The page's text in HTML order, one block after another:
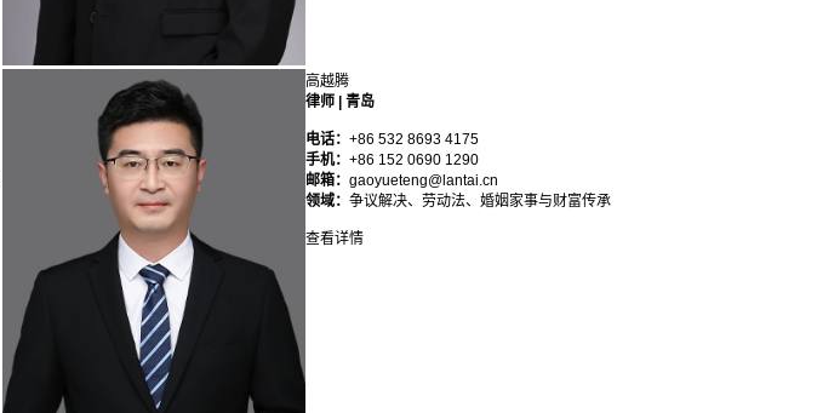
高越腾
律师 | 青岛
电话： +86 532 8693 4175
手机： +86 152 0690 1290
邮箱： gaoyueteng@lantai.cn
领域： 争议解决、劳动法、婚姻家事与财富传承
查看详情